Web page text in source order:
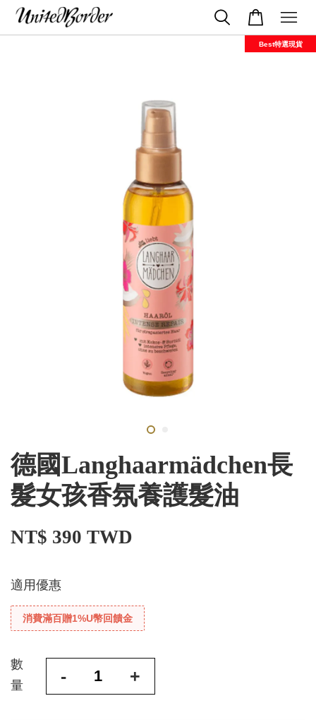
Best特選現貨
德國Langhaarmädchen長
髮女孩香氛養護髮油
NT$ 390 TWD
適用優惠
消費滿百贈1%U幣回饋金
數
量
- +